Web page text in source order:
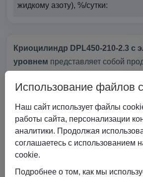
жидкому азоту), %/сутки:
Криоцилиндр DPL450-210-2.3 с
уровнем представляет собой
хранения сжиженных газов.
литров и рабочему давлению 2,3
криоцилиндробеспечивает
для хранения и транспортировки.
вакуумная изоляция защищает
внешнего тепла, снижая потери на
обеспечивая длительное
Использование файлов
Наш сайт использует файлы
работы сайта, персонализации
аналитики. Продолжая
соглашаетесь с использованием
cookie.
Подробнее о том, как мы